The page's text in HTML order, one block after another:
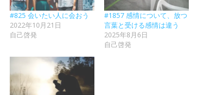
#825 会いたい人に会おう
2022年10月21日
自己啓発
#1857 感情について、放つ
言葉と受ける感情は違う
2025年8月6日
自己啓発